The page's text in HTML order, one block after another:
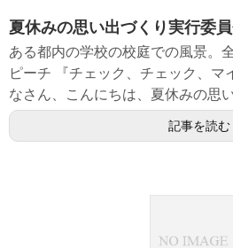
夏休みの思い出づくり実行委
ある都内の学校の校庭での風景。
ピーチ 『チェック、チェック、マ
なさん、こんにちは、夏休みの思
記事を読む